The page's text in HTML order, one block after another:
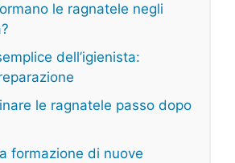
le ragnatele negli
dell’igienista:
le ragnatele passo dopo
formazione di nuove